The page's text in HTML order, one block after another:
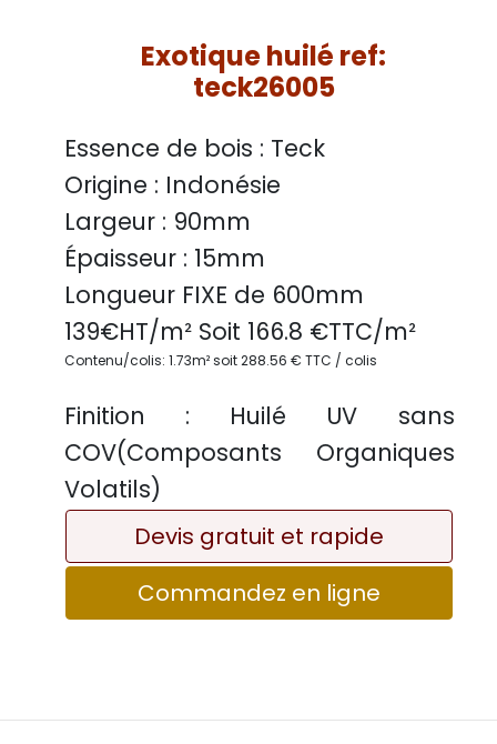
Exotique huilé ref:
teck26005
Essence de bois : Teck
Origine : Indonésie
Largeur : 90mm
Épaisseur : 15mm
Longueur FIXE de 600mm
139€HT/m² Soit 166.8 €TTC/m²
Contenu/colis: 1.73m² soit 288.56 € TTC / colis
Finition : Huilé UV sans
COV(Composants Organiques
Volatils)
Devis gratuit et rapide
Commandez en ligne